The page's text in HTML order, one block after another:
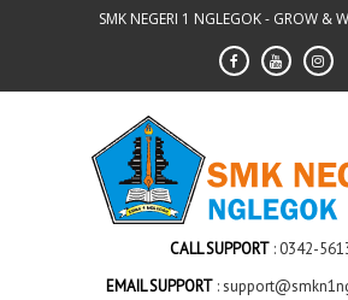
SMK NEGERI 1 NGLEGOK - GROW &
CALL SUPPORT 0342-
EMAIL SUPPORT